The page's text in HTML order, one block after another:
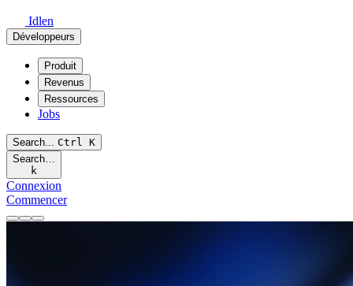
Idlen
Développeurs
Produit
Revenus
Ressources
Jobs
Search... Ctrl K
Search…
k
Connexion
Commencer